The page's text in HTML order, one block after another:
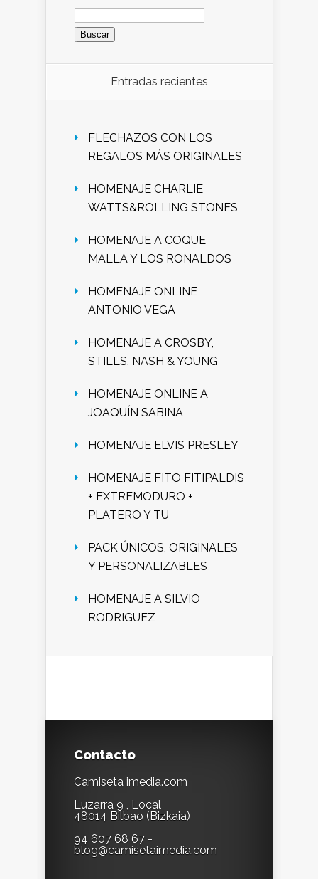
Buscar:
Entradas recientes
FLECHAZOS CON LOS
REGALOS MÁS ORIGINALES
HOMENAJE CHARLIE
WATTS&ROLLING STONES
HOMENAJE A COQUE
MALLA Y LOS RONALDOS
HOMENAJE ONLINE
ANTONIO VEGA
HOMENAJE A CROSBY,
STILLS, NASH & YOUNG
HOMENAJE ONLINE A
JOAQUÍN SABINA
HOMENAJE ELVIS PRESLEY
HOMENAJE FITO FITIPALDIS
+ EXTREMODURO +
PLATERO Y TU
PACK ÚNICOS, ORIGINALES
Y PERSONALIZABLES
HOMENAJE A SILVIO
RODRIGUEZ
Contacto
Camiseta imedia.com
Luzarra 9 , Local
48014 Bilbao (Bizkaia)
94 607 68 67 -
blog@camisetaimedia.com